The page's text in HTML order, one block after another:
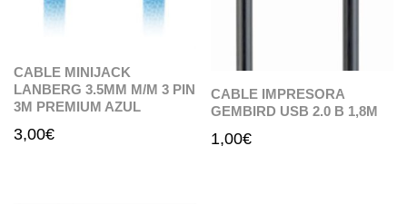
CABLE MINIJACK
LANBERG 3.5MM M/M 3 PIN
3M PREMIUM AZUL
3,00€
CABLE IMPRESORA
GEMBIRD USB 2.0 B 1,8M
1,00€